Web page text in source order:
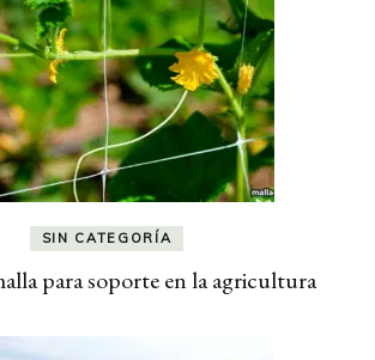
SIN CATEGORÍA
para soporte en la agricultura